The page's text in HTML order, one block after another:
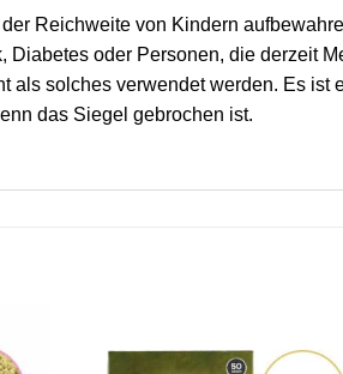
Reichweite von Kindern
oder Personen, die derzeit
solches verwendet werden. Es ist
das Siegel gebrochen ist.